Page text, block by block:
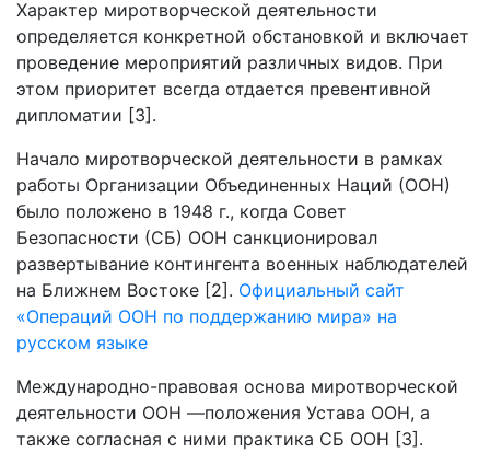
Характер миротворческой деятельности
определяется конкретной обстановкой и включает
проведение мероприятий различных видов. При
этом приоритет всегда отдается превентивной
дипломатии [3].
Начало миротворческой деятельности в рамках
работы Организации Объединенных Наций (ООН)
было положено в 1948 г., когда Совет
Безопасности (СБ) ООН санкционировал
развертывание контингента военных наблюдателей
на Ближнем Востоке [2]. Официальный сайт
«Операций ООН по поддержанию мира» на
русском языке
Международно-правовая основа миротворческой
деятельности ООН —положения Устава ООН, а
также согласная с ними практика СБ ООН [3].